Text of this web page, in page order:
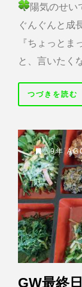
陽気のせい
ぐんぐんと成
『ちょっとま
と、言いたく
つづきを読む
9年
GW最終日